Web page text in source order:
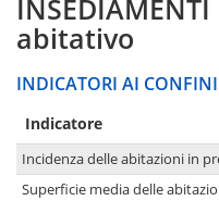
INSEDIAMENTI
abitativo
INDICATORI AI
Indicatore
Incidenza delle abitazioni in
Superficie media delle